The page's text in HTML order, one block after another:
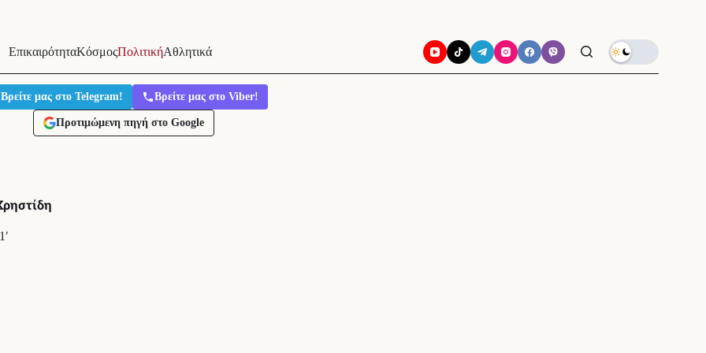
ΕπικαιρότηταΚόσμοςΠολιτικήΑθλητικά
Βρείτε μας στο Telegram! Βρείτε μας στο Viber!
Προτιμώμενη πηγή στο Google
1′